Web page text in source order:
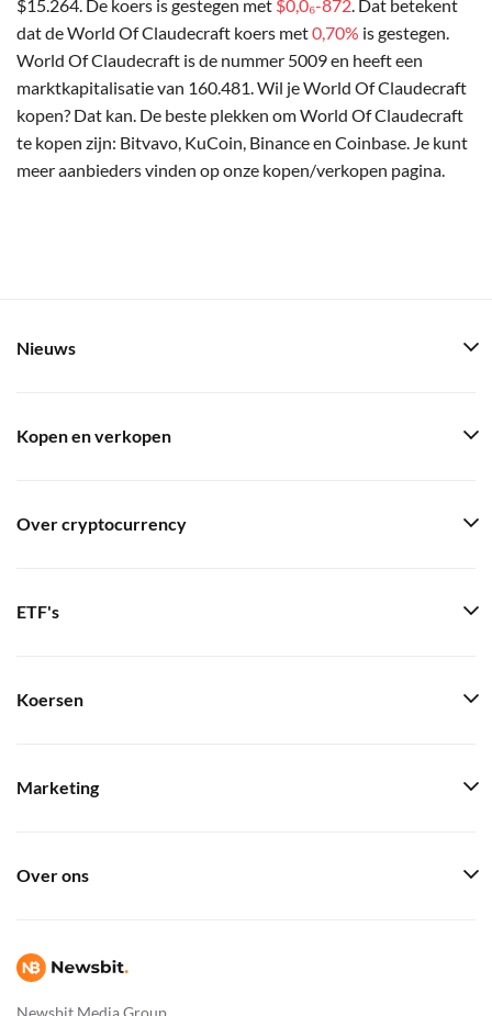
$15.264. De koers is gestegen met $0,0₆-872. Dat betekent
dat de World Of Claudecraft koers met0,70% is gestegen.
World Of Claudecraft is de nummer 5009 en heeft een
marktkapitalisatie van 160.481. Wil je World Of Claudecraft
kopen? Dat kan. De beste plekken om World Of Claudecraft
te kopen zijn: Bitvavo, KuCoin, Binance en Coinbase. Je kunt
meer aanbieders vinden op onze kopen/verkopen pagina.
Newsbit Media Group
Nieuws
Kopen en verkopen
Over cryptocurrency
ETF's
Koersen
Marketing
Over ons